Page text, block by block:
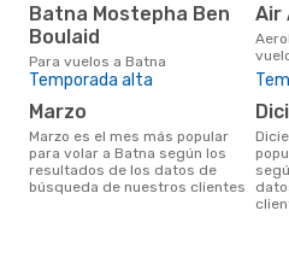
Batna Mostepha Ben
Boulaid
Para vuelos a Batna
Aerolínea más frecuentada con
Temporada alta
marzo
marzo es el mes más popular
para volar a Batna según los
resultados de los datos de
búsqueda de nuestros clientes
diciembre es el mes menos